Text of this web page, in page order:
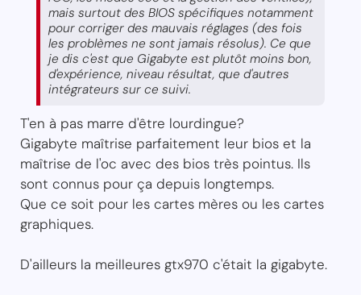
mais surtout des BIOS spécifiques notamment
pour corriger des mauvais réglages (des fois
les problèmes ne sont jamais résolus). Ce que
je dis c'est que Gigabyte est plutôt moins bon,
d'expérience, niveau résultat, que d'autres
intégrateurs sur ce suivi.
T'en à pas marre d'être lourdingue?
Gigabyte maîtrise parfaitement leur bios et la
maîtrise de l'oc avec des bios très pointus. Ils
sont connus pour ça depuis longtemps.
Que ce soit pour les cartes mères ou les cartes
graphiques.
D'ailleurs la meilleures gtx970 c'était la gigabyte.